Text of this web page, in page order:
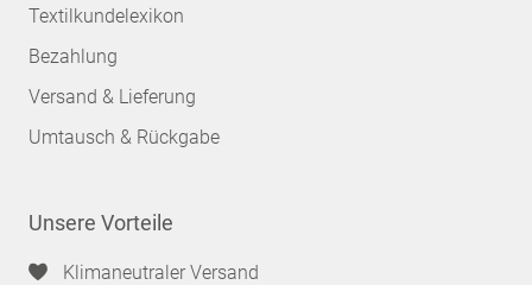
Textilkundelexikon
Bezahlung
Versand & Lieferung
Umtausch & Rückgabe
Unsere Vorteile
Klimaneutraler Versand